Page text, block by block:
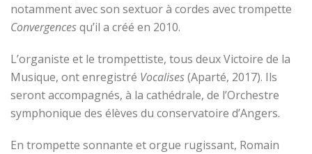
notamment avec son sextuor à cordes avec trompette
Convergencesqu’il a créé en 2010.
L’organiste et le trompettiste, tous deux Victoire de la
Musique, ont enregistré Vocalises(Aparté, 2017). Ils
seront accompagnés, à la cathédrale, de l’Orchestre
symphonique des élèves du conservatoire d’Angers.
En trompette sonnante et orgue rugissant, Romain